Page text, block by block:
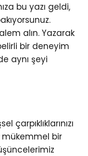
bu yazı geldi,
alın. Yazarak
bir deneyim
aynı şeyi
çarpıklıklarınızı
bir